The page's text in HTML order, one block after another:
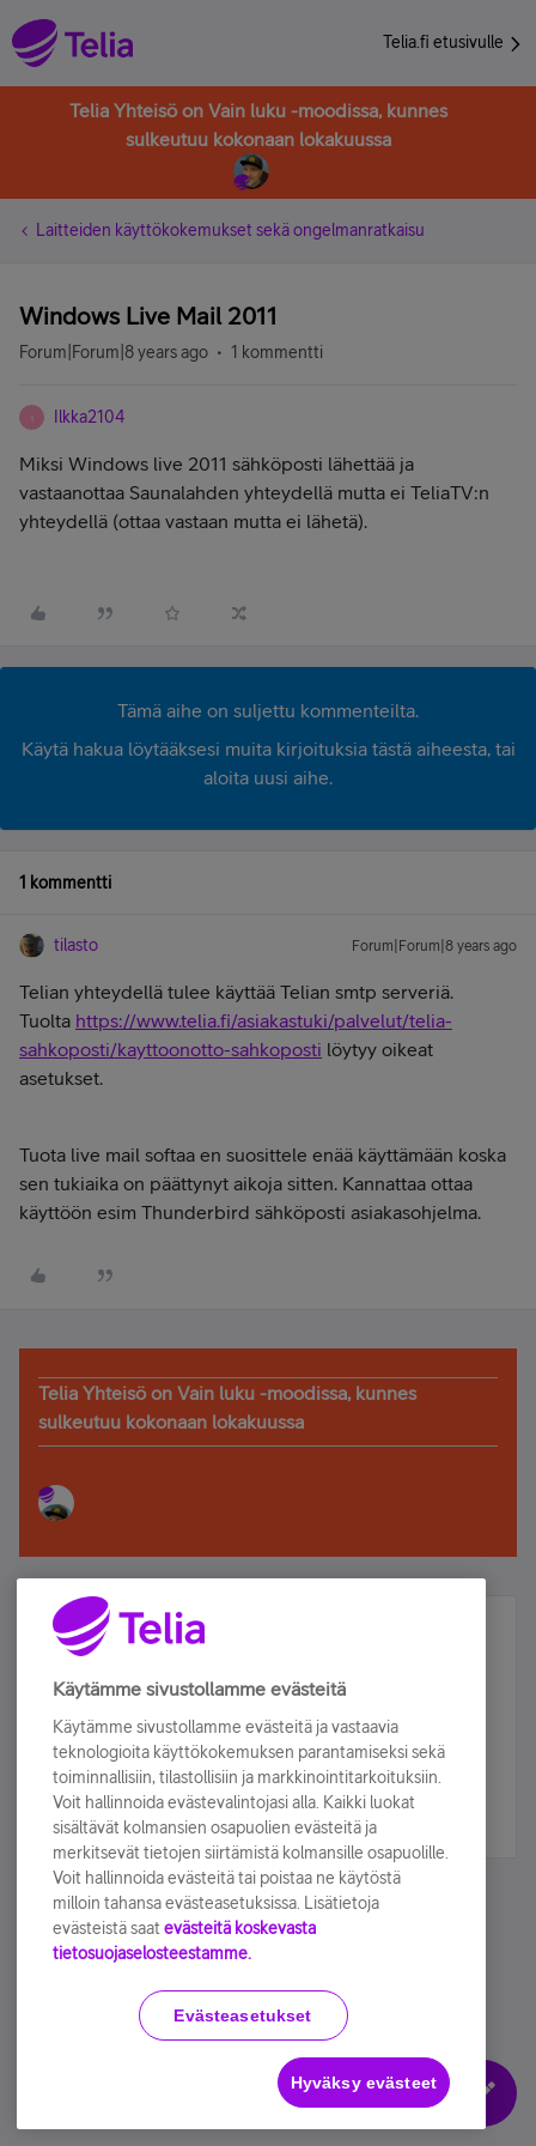
Telia.fi etusivulle
Telia Yhteisö on Vain luku -moodissa, kunnes
sulkeutuu kokonaan lokakuussa
Laitteiden käyttökokemukset sekä ongelmanratkaisu
Windows Live Mail 2011
Forum|Forum|8 years ago 1 kommentti
Ilkka2104
Miksi Windows live 2011 sähköposti lähettää ja
vastaanottaa Saunalahden yhteydellä mutta ei TeliaTV:n
yhteydellä (ottaa vastaan mutta ei lähetä).
Tämä aihe on suljettu kommenteilta.
Käytä hakua löytääksesi muita kirjoituksia tästä aiheesta, tai
aloita uusi aihe.
1 kommentti
tilasto Forum|Forum|8 years ago
Telian yhteydellä tulee käyttää Telian smtp serveriä.
Tuolta https://www.telia.fi/asiakastuki/palvelut/telia-
sahkoposti/kayttoonotto-sahkoposti löytyy oikeat
asetukset.
Tuota live mail softaa en suosittele enää käyttämään koska
sen tukiaika on päättynyt aikoja sitten. Kannattaa ottaa
käyttöön esim Thunderbird sähköposti asiakasohjelma.
Telia Yhteisö on Vain luku -moodissa, kunnes
sulkeutuu kokonaan lokakuussa
Älä jää paitsi – osallistu ja voita!
Tilaa Telian uutiskirje ja olet mukana arvonnassa.
sähköpostiisi.
Tilaa nyt
Käyttöehdot Accessibility statement
Evästeasetukset
Käytämme sivustollamme evästeitä
Käytämme sivustollamme evästeitä ja vastaavia
teknologioita käyttökokemuksen parantamiseksi sekä
toiminnallisiin, tilastollisiin ja markkinointitarkoituksiin.
Voit hallinnoida evästevalintojasi alla. Kaikki luokat
sisältävät kolmansien osapuolien evästeitä ja
merkitsevät tietojen siirtämistä kolmansille osapuolille.
Voit hallinnoida evästeitä tai poistaa ne käytöstä
milloin tahansa evästeasetuksissa. Lisätietoja
evästeistä saat evästeitä koskevasta
tietosuojaselosteestamme.
Evästeasetukset
Hyväksy evästeet